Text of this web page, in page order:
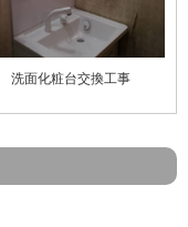
洗面化粧台交換工事